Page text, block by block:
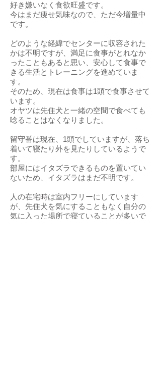
好き嫌いなく食欲旺盛です。
今はまだ痩せ気味なので、ただ今増量中
です。
どのような経緯でセンターに収容された
かは不明ですが、満足に食事がとれなか
ったこともあると思い、安心して食事で
きる生活とトレーニングを進めていま
す。
そのため、現在は食事は1頭で食事させて
います。
オヤツは先住犬と一緒の空間で食べても
唸ることはなくなりました。
留守番は現在、1頭でしていますが、落ち
着いて寝たり外を見たりしているようで
す。
部屋にはイタズラできるものを置いてい
ないため、イタズラはまだ不明です。
人の在宅時は室内フリーにしています
が、先住犬を気にすることもなく自分の
気に入った場所で寝ていることが多いで